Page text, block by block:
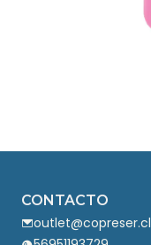
CONTACTO
outlet@copreser.cl